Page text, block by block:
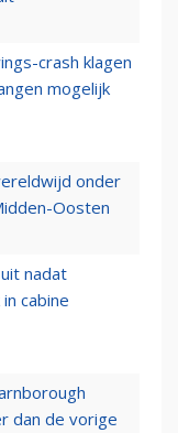
crash klagen
mogelijk
onder
Oosten
nadat
cabine
dan de vorige